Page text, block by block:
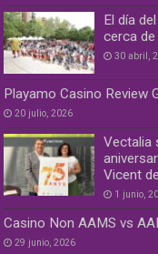
El día
cerca
30 abril,
Playamo Casino Review
20 julio, 2026
Vectalia
Vicent
1 junio,
Casino Non AAMS vs
29 junio, 2026